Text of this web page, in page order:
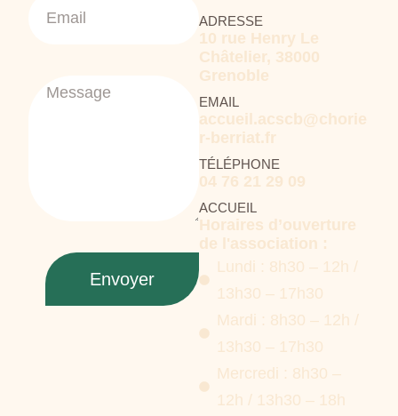
Envoyer
ADRESSE
10 rue Henry Le
Châtelier, 38000
Grenoble
EMAIL
accueil.acscb@chorie
r-berriat.fr
TÉLÉPHONE
04 76 21 29 09
ACCUEIL
Horaires d’ouverture
de l'association :
Lundi : 8h30 – 12h /
13h30 – 17h30
Mardi : 8h30 – 12h /
13h30 – 17h30
Mercredi : 8h30 –
12h / 13h30 – 18h